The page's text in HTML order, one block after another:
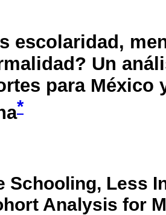
escolaridad,
Un
para México
*
Schooling, Less
Analysis for